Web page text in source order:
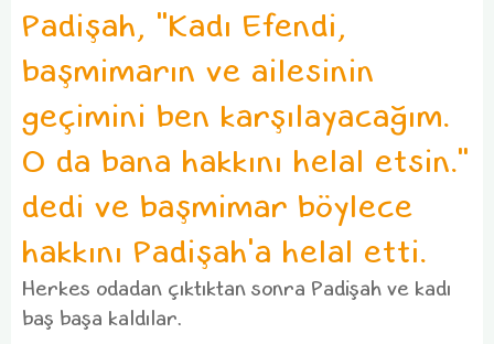
Padişah, "Kadı Efendi,
başmimarın ve ailesinin
geçimini ben karşılayacağım.
O da bana hakkını helal etsin."
dedi ve başmimar böylece
hakkını Padişah'a helal etti.
Herkes odadan çıktıktan sonra Padişah ve kadı
baş başa kaldılar.